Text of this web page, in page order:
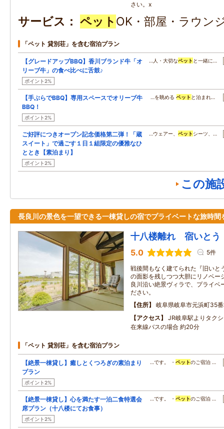
さい。x
サービス ペット OK・部屋・ラウン
「ペット 貸別荘」を含む宿泊プラン
【グレードアップBBQ】香川ブランド牛「オ
リーブ牛」の食べ比べに舌鼓♪
ポイント2%
…人・大切なペット と一緒に…
【手ぶらでBBQ】専用スペースでオリーブ牛
BBQ！
ポイント2%
…を眺めるペット と泊まれ…
ご好評につきオープン記念価格第二弾！「蔵
スイート」で過ごす１日１組限定の優雅なひ
ととき【素泊まり】
ポイント2%
…ウェアー、 ペット シーツ、…
この施
長良川の景色を一望できる一棟貸しの宿でプライベートな旅時間
十八楼離れ 宿いとう
5.0 5件
戦後間もなく建てられた『旧いと
の面影を残しつつ大胆にリノベー
良川沿い絶景ヴィラで、プライベ
ださい。
住所
岐阜県岐阜市元浜町35
アクセス
JR岐阜駅よりタク
在来線バスの場合 約20分
「ペット 貸別荘」を含む宿泊プラン
【絶景一棟貸し】癒しとくつろぎの素泊まり
プラン
ポイント2%
…です。 ・ ペットのご宿泊 …
【絶景一棟貸し】心を満たす一泊二食特選会
席プラン（十八楼にてお食事）
ポイント2%
…です。 ・ ペットのご宿泊 …